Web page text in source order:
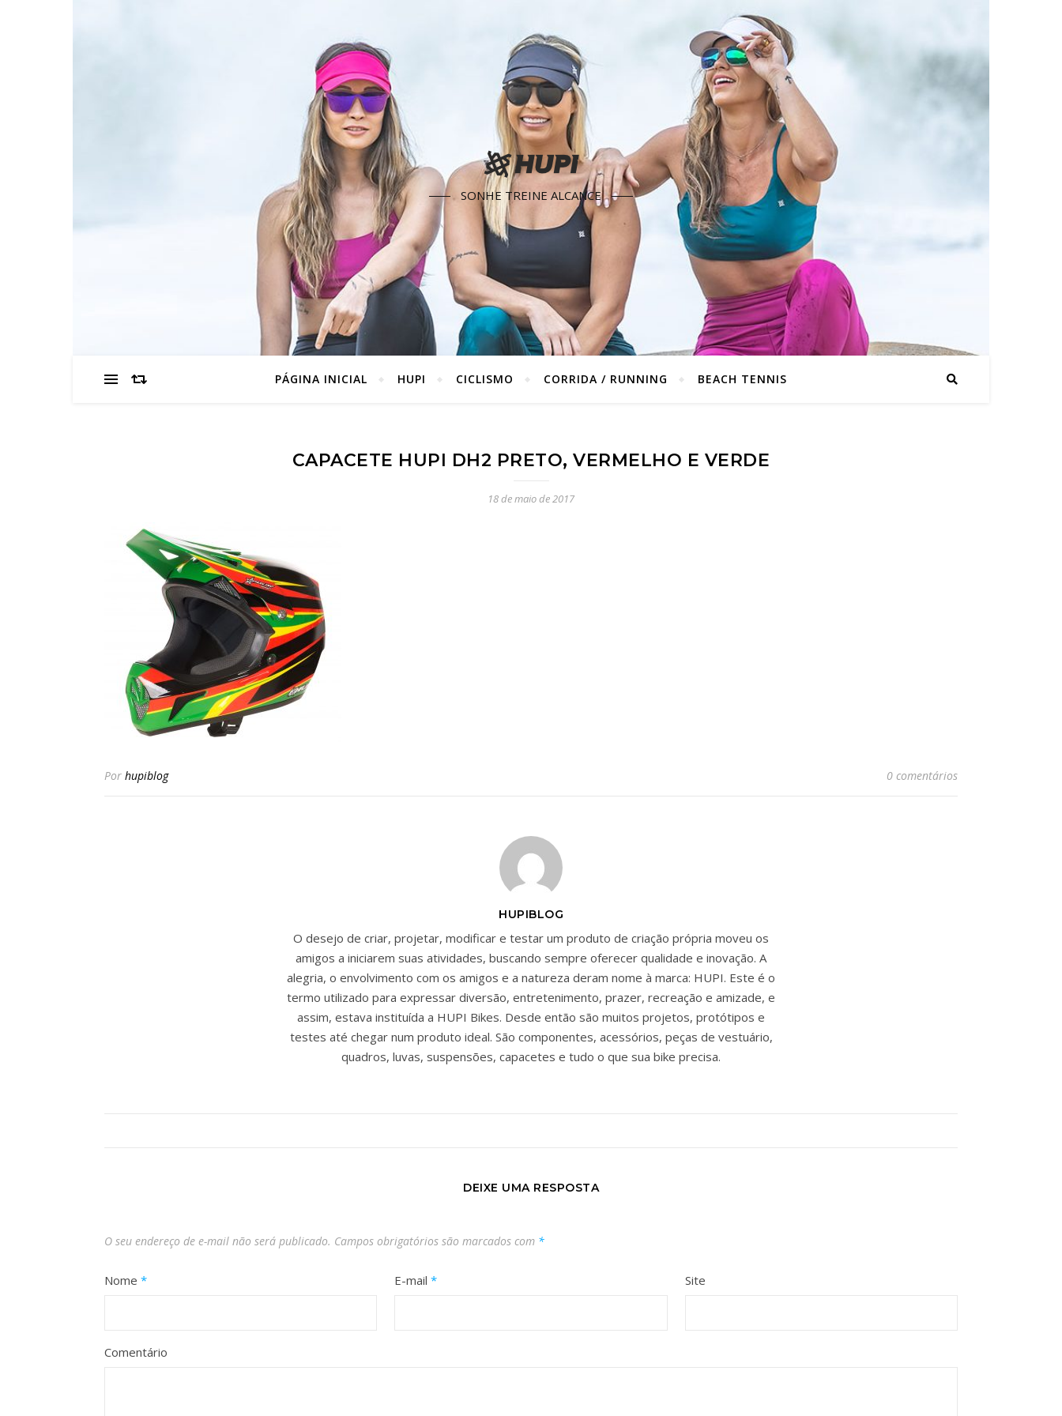
SONHE TREINE ALCANCE
PÁGINA INICIAL HUPI CICLISMO CORRIDA / RUNNING BEACH TENNIS
CAPACETE HUPI DH2 PRETO, VERMELHO E VERDE
18 de maio de 2017
Por hupiblog 0 comentários
HUPIBLOG
O desejo de criar, projetar, modificar e testar um produto de criação própria moveu os
amigos a iniciarem suas atividades, buscando sempre oferecer qualidade e inovação. A
alegria, o envolvimento com os amigos e a natureza deram nome à marca: HUPI. Este é o
termo utilizado para expressar diversão, entretenimento, prazer, recreação e amizade, e
assim, estava instituída a HUPI Bikes. Desde então são muitos projetos, protótipos e
testes até chegar num produto ideal. São componentes, acessórios, peças de vestuário,
quadros, luvas, suspensões, capacetes e tudo o que sua bike precisa.
DEIXE UMA RESPOSTA
O seu endereço de e-mail não será publicado. Campos obrigatórios são marcados com *
Nome * E-mail* Site
Comentário